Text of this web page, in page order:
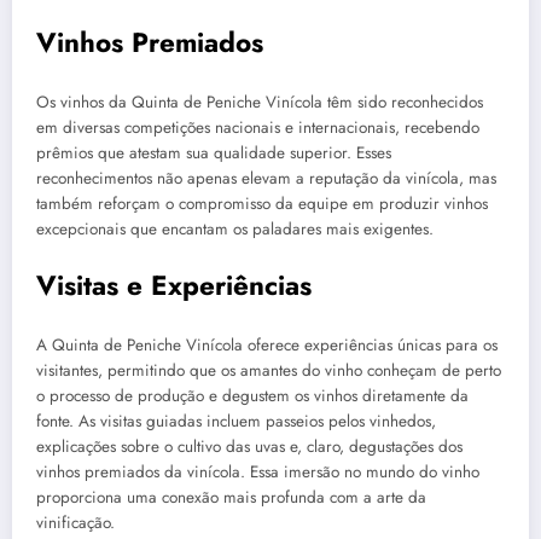
Vinhos Premiados
Os vinhos da Quinta de Peniche Vinícola têm sido reconhecidos
em diversas competições nacionais e internacionais, recebendo
prêmios que atestam sua qualidade superior. Esses
reconhecimentos não apenas elevam a reputação da vinícola, mas
também reforçam o compromisso da equipe em produzir vinhos
excepcionais que encantam os paladares mais exigentes.
Visitas e Experiências
A Quinta de Peniche Vinícola oferece experiências únicas para os
visitantes, permitindo que os amantes do vinho conheçam de perto
o processo de produção e degustem os vinhos diretamente da
fonte. As visitas guiadas incluem passeios pelos vinhedos,
explicações sobre o cultivo das uvas e, claro, degustações dos
vinhos premiados da vinícola. Essa imersão no mundo do vinho
proporciona uma conexão mais profunda com a arte da
vinificação.